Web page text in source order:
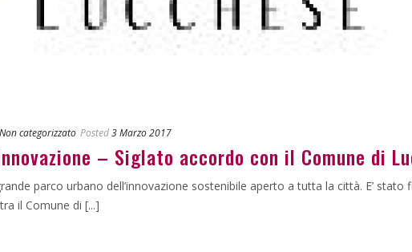
Non categorizzato Posted3 Marzo 2017
– Siglato accordo con il Comune di
parco urbano dell’innovazione sostenibile aperto a tutta la città. E’ stato
il Comune di [...]